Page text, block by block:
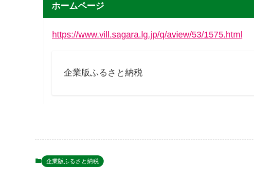
ホームページ
https://www.vill.sagara.lg.jp/q/aview/53/1575.html
企業版ふるさと納税
企業版ふるさと納税